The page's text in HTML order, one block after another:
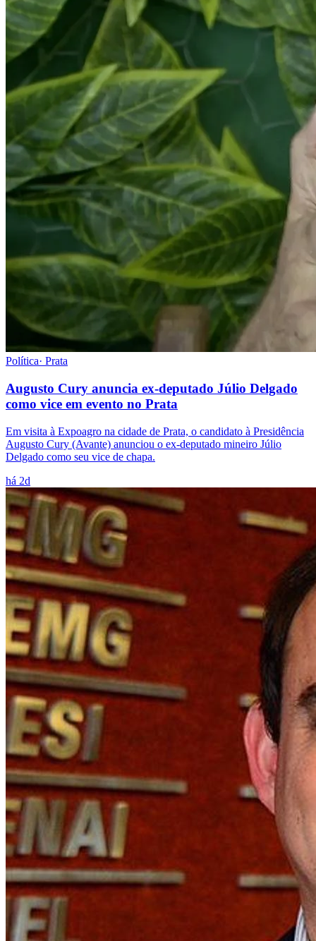
Política· Prata
Augusto Cury anuncia ex-deputado Júlio Delgado
como vice em evento no Prata
Em visita à Expoagro na cidade de Prata, o candidato à Presidência
Augusto Cury (Avante) anunciou o ex-deputado mineiro Júlio
Delgado como seu vice de chapa.
há 2d